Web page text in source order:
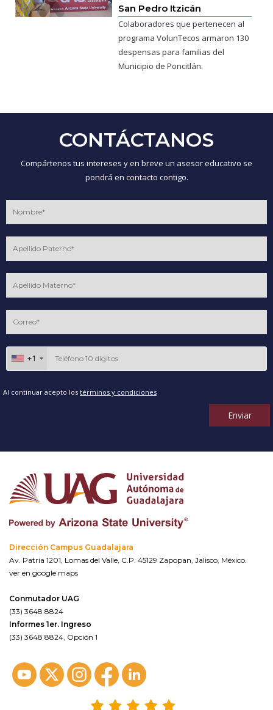
San Pedro Itzicán
Colaboradores que pertenecen al
programa VolunTecos armaron 130
despensas para familias del
Municipio de Poncitlán.
CONTÁCTANOS
Compártenos tus intereses y en breve un asesor educativo se
pondrá en contacto contigo.
+1
Al continuar acepto los términos y condiciones
Enviar
Dirección Campus Guadalajara
Av. Patria 1201, Lomas del Valle, C.P. 45129 Zapopan, Jalisco, México.
ver en google maps
Conmutador UAG
(33) 3648 8824
Informes 1er. Ingreso
(33) 3648 8824, Opción 1